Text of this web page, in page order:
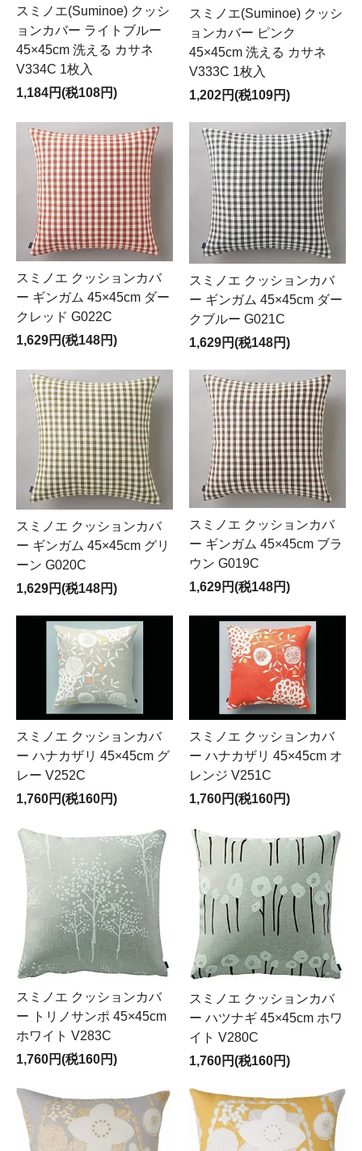
スミノエ(Suminoe) クッシ
ョンカバー ライトブルー
45×45cm 洗える カサネ
V334C 1枚入
1,184円(税108円)
スミノエ(Suminoe) クッシ
ョンカバー ピンク
45×45cm 洗える カサネ
V333C 1枚入
1,202円(税109円)
スミノエ クッションカバ
ー ギンガム 45×45cm ダー
クレッド G022C
1,629円(税148円)
スミノエ クッションカバ
ー ギンガム 45×45cm ダー
クブルー G021C
1,629円(税148円)
スミノエ クッションカバ
ー ギンガム 45×45cm グリ
ーン G020C
1,629円(税148円)
スミノエ クッションカバ
ー ギンガム 45×45cm ブラ
ウン G019C
1,629円(税148円)
スミノエ クッションカバ
ー ハナカザリ 45×45cm グ
レー V252C
1,760円(税160円)
スミノエ クッションカバ
ー ハナカザリ 45×45cm オ
レンジ V251C
1,760円(税160円)
スミノエ クッションカバ
ー トリノサンポ 45×45cm
ホワイト V283C
1,760円(税160円)
スミノエ クッションカバ
ー ハツナギ 45×45cm ホワ
イト V280C
1,760円(税160円)